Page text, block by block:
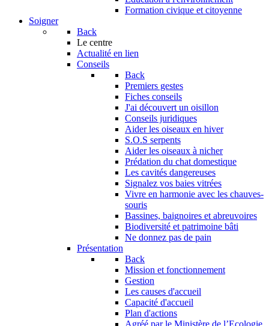
Formation civique et citoyenne
Soigner
Back
Le centre
Actualité en lien
Conseils
Back
Premiers gestes
Fiches conseils
J'ai découvert un oisillon
Conseils juridiques
Aider les oiseaux en hiver
S.O.S serpents
Aider les oiseaux à nicher
Prédation du chat domestique
Les cavités dangereuses
Signalez vos baies vitrées
Vivre en harmonie avec les chauves-
souris
Bassines, baignoires et abreuvoires
Biodiversité et patrimoine bâti
Ne donnez pas de pain
Présentation
Back
Mission et fonctionnement
Gestion
Les causes d'accueil
Capacité d'accueil
Plan d'actions
Agréé par le Ministère de l’Ecologie